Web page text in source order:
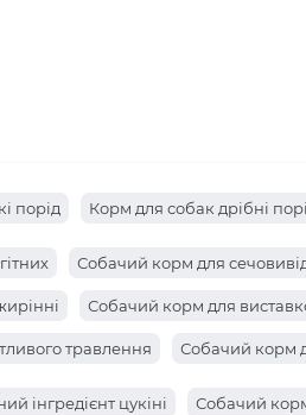
порід Корм для собак дрібні
Собачий корм для
Собачий корм для
травлення Собачий корм
інгредієнт цукіні Собачий